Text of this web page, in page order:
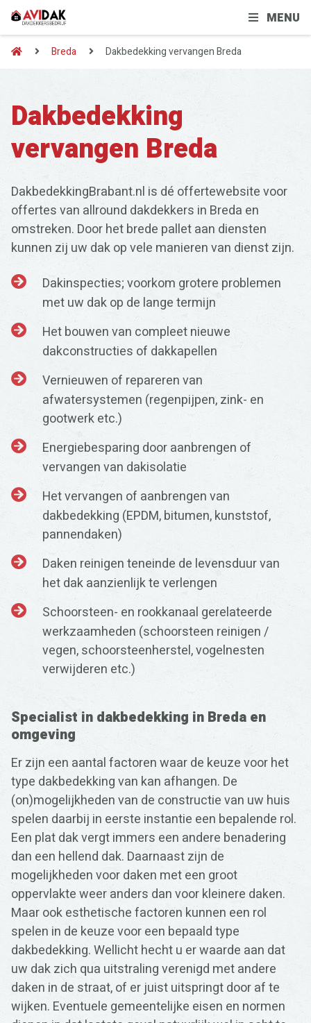
MENU
Breda Dakbedekking vervangen Breda
Dakbedekking
vervangen Breda
DakbedekkingBrabant.nl is dé offertewebsite voor
offertes van allround dakdekkers in Breda en
omstreken. Door het brede pallet aan diensten
kunnen zij uw dak op vele manieren van dienst zijn.
Dakinspecties; voorkom grotere problemen
met uw dak op de lange termijn
Het bouwen van compleet nieuwe
dakconstructies of dakkapellen
Vernieuwen of repareren van
afwatersystemen (regenpijpen, zink- en
gootwerk etc.)
Energiebesparing door aanbrengen of
vervangen van dakisolatie
Het vervangen of aanbrengen van
dakbedekking (EPDM, bitumen, kunststof,
pannendaken)
Daken reinigen teneinde de levensduur van
het dak aanzienlijk te verlengen
Schoorsteen- en rookkanaal gerelateerde
werkzaamheden (schoorsteen reinigen /
vegen, schoorsteenherstel, vogelnesten
verwijderen etc.)
Specialist in dakbedekking in Breda en
omgeving
Er zijn een aantal factoren waar de keuze voor het
type dakbedekking van kan afhangen. De
(on)mogelijkheden van de constructie van uw huis
spelen daarbij in eerste instantie een bepalende rol.
Een plat dak vergt immers een andere benadering
dan een hellend dak. Daarnaast zijn de
mogelijkheden voor daken met een groot
oppervlakte weer anders dan voor kleinere daken.
Maar ook esthetische factoren kunnen een rol
spelen in de keuze voor een bepaald type
dakbedekking. Wellicht hecht u er waarde aan dat
uw dak zich qua uitstraling verenigd met andere
daken in de straat, of er juist uitspringt door af te
wijken. Eventuele gemeentelijke eisen en normen